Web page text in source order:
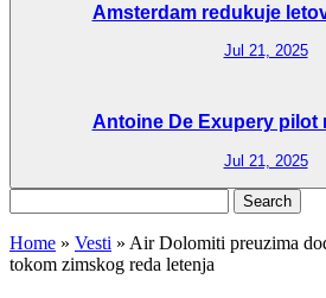
Amsterdam redukuje
Jul 21, 2025
Antoine De Exupery pilot
Jul 21, 2025
for:
Home » Vesti » Air Dolomiti preuzima
tokom zimskog reda letenja